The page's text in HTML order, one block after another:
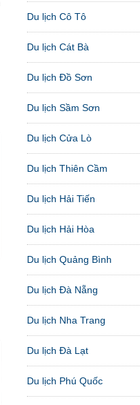
Du lịch Cô Tô
Du lịch Cát Bà
Du lịch Đồ Sơn
Du lịch Sầm Sơn
Du lịch Cửa Lò
Du lịch Thiên Cầm
Du lịch Hải Tiến
Du lịch Hải Hòa
Du lịch Quảng Bình
Du lịch Đà Nẵng
Du lịch Nha Trang
Du lịch Đà Lạt
Du lịch Phú Quốc